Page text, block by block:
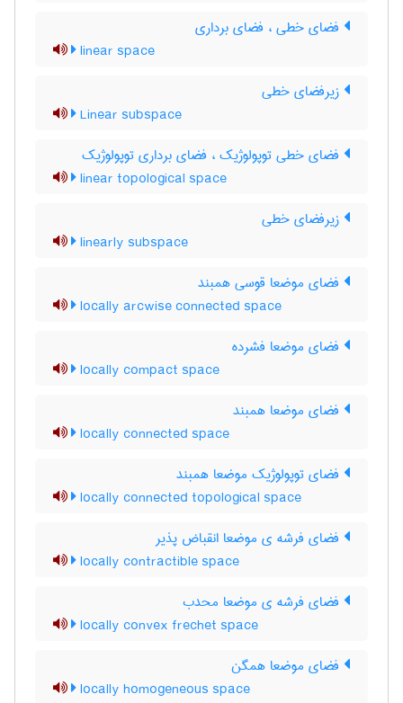
فضای خطی ، فضای برداری
linear space
زیرفضای خطی
Linear subspace
فضای خطی توپولوژیک ، فضای برداری توپولوژیک
linear topological space
زیرفضای خطی
linearly subspace
فضای موضعا قوسی همبند
locally arcwise connected space
فضای موضعا فشرده
locally compact space
فضای موضعا همبند
locally connected space
فضای توپولوژیک موضعا همبند
locally connected topological space
فضای فرشه ی موضعا انقباض پذیر
locally contractible space
فضای فرشه ی موضعا محدب
locally convex frechet space
فضای موضعا همگن
locally homogeneous space